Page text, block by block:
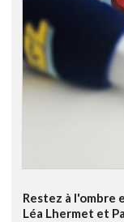
Restez à l'ombre
Léa Lhermet et